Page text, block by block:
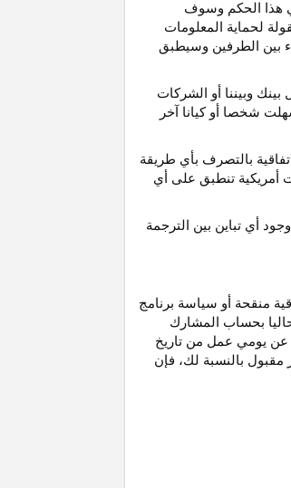
هذا الحكم وسوف
لحماية المعلومات
بين الطرفين وسيطبق
وبيننا أو الشركات
شخصا أو كيانا آخر
بالتصرف بأي طريقة
أمريكية تنطبق على أي
وجود أي تباين بين
الترجمة
منقحة أو سياسة برنامج
بحساب المشارك
عن يومي عمل من تاريخ
مقبول بالنسبة لك، فإن